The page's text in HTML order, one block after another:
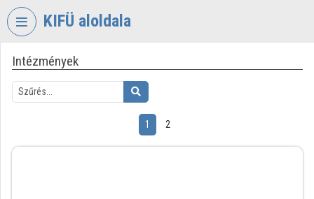
Fejléc kihagyása
KIFÜ aloldala
VIDEOTORIUM
KORMÁNYZATI
ÜGYNÖKSÉG
Intézmények
1 2